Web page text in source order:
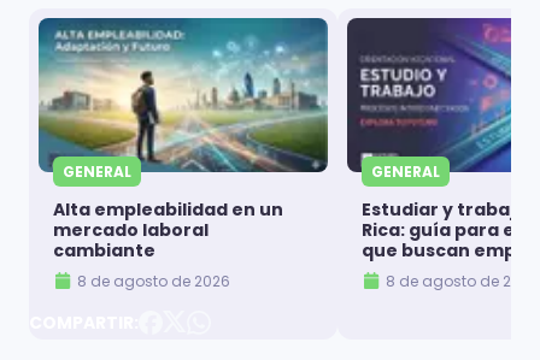
GENERAL
Alta empleabilidad en un
mercado laboral
cambiante
8 de agosto de 2026
GENERAL
Estudiar y trabajar
Rica: guía para
que buscan
8 de agosto de 2026